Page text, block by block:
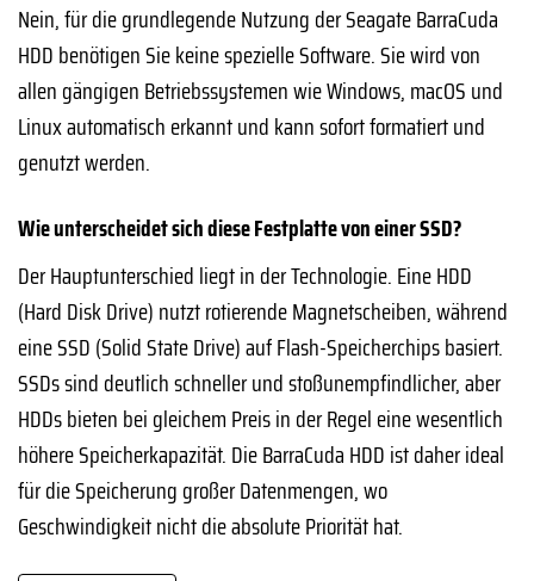
Nein, für die grundlegende Nutzung der Seagate BarraCuda
HDD benötigen Sie keine spezielle Software. Sie wird von
allen gängigen Betriebssystemen wie Windows, macOS und
Linux automatisch erkannt und kann sofort formatiert und
genutzt werden.
Wie unterscheidet sich diese Festplatte von einer SSD?
Der Hauptunterschied liegt in der Technologie. Eine HDD
(Hard Disk Drive) nutzt rotierende Magnetscheiben, während
eine SSD (Solid State Drive) auf Flash-Speicherchips basiert.
SSDs sind deutlich schneller und stoßunempfindlicher, aber
HDDs bieten bei gleichem Preis in der Regel eine wesentlich
höhere Speicherkapazität. Die BarraCuda HDD ist daher ideal
für die Speicherung großer Datenmengen, wo
Geschwindigkeit nicht die absolute Priorität hat.